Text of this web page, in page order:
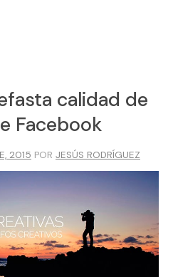
calidad de
Facebook
2015 POR JESÚS RODRÍGUEZ